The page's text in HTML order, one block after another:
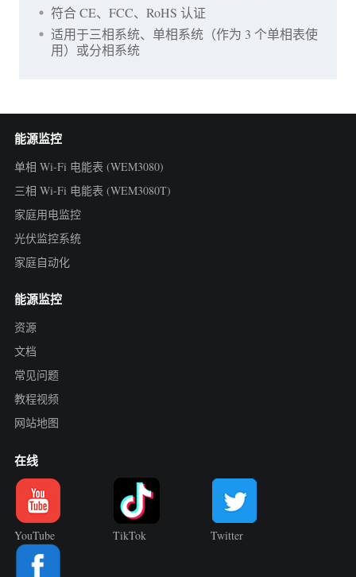
符合 CE、FCC、RoHS 认证
适用于三相系统、单相系统（作为 3 个单相表使
用）或分相系统
能源监控
单相 Wi-Fi 电能表 (WEM3080)
三相 Wi-Fi 电能表 (WEM3080T)
家庭用电监控
光伏监控系统
家庭自动化
能源监控
资源
文档
常见问题
教程视频
网站地图
在线
YouTube TikTok Twitter